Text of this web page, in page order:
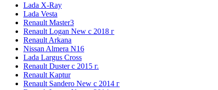
Lada X-Ray
Lada Vesta
Renault Master3
Renault Logan New с 2018 г
Renault Arkana
Nissan Almera N16
Lada Largus Cross
Renault Duster с 2015 г.
Renault Kaptur
Renault Sandero New с 2014 г